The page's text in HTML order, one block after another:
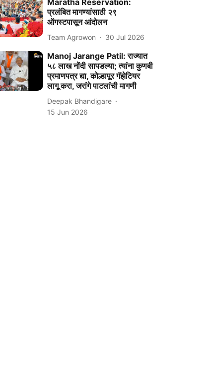
Maratha Reservation:
प्रलंबित मागण्यांसाठी २९
ऑगस्टपासून आंदोलन
Team Agrowon 30 Jul 2026
Manoj Jarange Patil: राज्यात
५८ लाख नोंदी सापडल्या; त्यांना कुणबी
प्रमाणपत्र द्या, कोल्हापूर गॅझेटियर
लागू करा, जरांगे पाटलांची मागणी
Deepak Bhandigare
15 Jun 2026